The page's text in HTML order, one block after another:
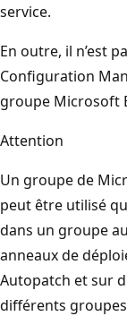
service.
En outre, il n’est
Configuration
groupe Microsoft
Attention
Un groupe de
peut être utilisé
dans un groupe
anneaux de
Autopatch et sur
différents